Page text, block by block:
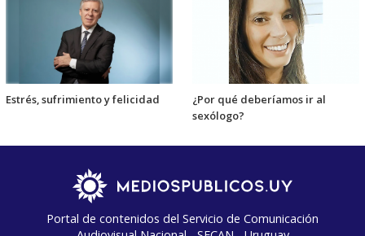
Estrés, sufrimiento y felicidad
¿Por qué deberíamos ir al
sexólogo?
Portal de contenidos del Servicio de Comunicación